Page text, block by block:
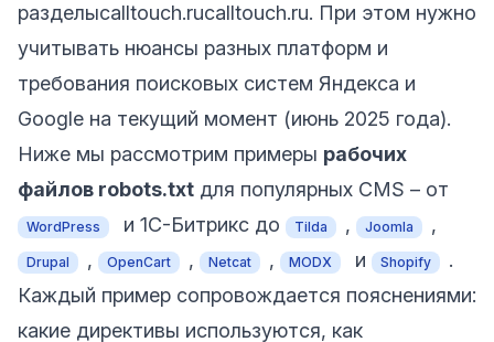
разделыcalltouch.rucalltouch.ru. При этом нужно
учитывать нюансы разных платформ и
требования поисковых систем Яндекса и
Google на текущий момент (июнь 2025 года).
Ниже мы рассмотрим примеры рабочих
файлов robots.txt для популярных CMS – от
WordPress и 1C-Битрикс до Tilda , Joomla ,
Drupal , OpenCart , Netcat , MODX и Shopify
.
Каждый пример сопровождается пояснениями:
какие директивы используются, как